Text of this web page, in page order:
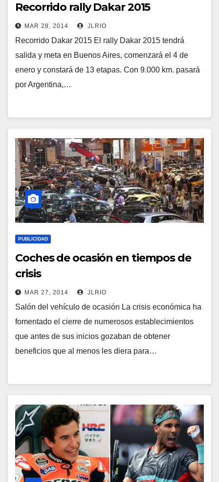
Recorrido rally Dakar 2015
MAR 28, 2014 JLRIO
Recorrido Dakar 2015 El rally Dakar 2015 tendrá
salida y meta en Buenos Aires, comenzará el 4 de
enero y constará de 13 etapas. Con 9.000 km. pasará
por Argentina,…
PUBLICIDAD
Coches de ocasión en tiempos de
crisis
MAR 27, 2014 JLRIO
Salón del vehículo de ocasión La crisis económica ha
fomentado el cierre de numerosos establecimientos
que antes de sus inicios gozaban de obtener
beneficios que al menos les diera para…